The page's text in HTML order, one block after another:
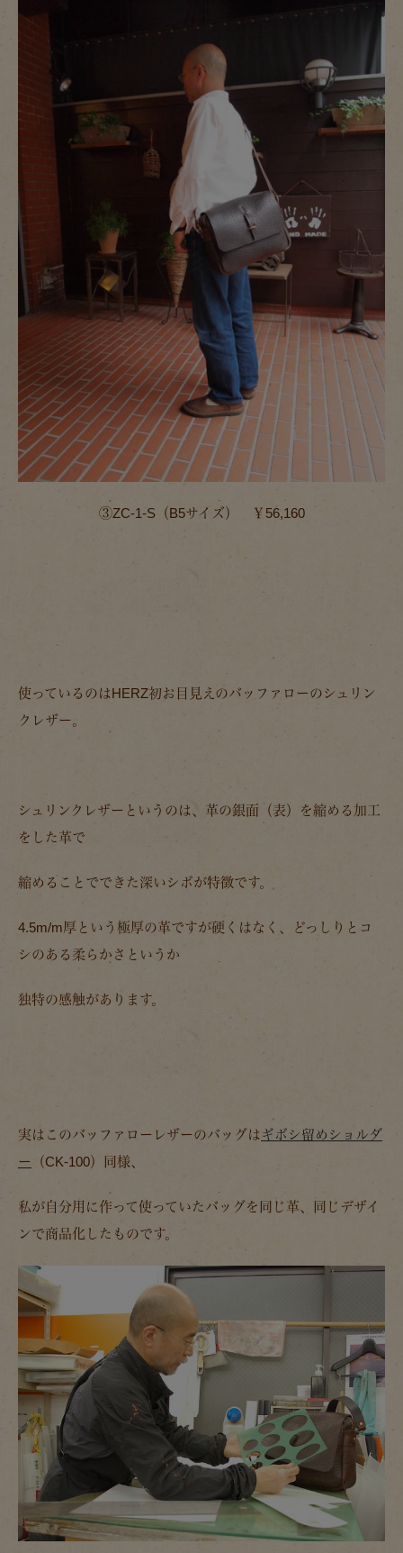
③ZC-1-S（B5サイズ） ￥56,160
使っているのはHERZ初お目見えのバッファローのシュリン
クレザー。
シュリンクレザーというのは、革の銀面（表）を縮める加工
をした革で
縮めることでできた深いシボが特徴です。
4.5m/m厚という極厚の革ですが硬くはなく、どっしりとコ
シのある柔らかさというか
独特の感触があります。
実はこのバッファローレザーのバッグは ギボシ留めショルダ
ー （CK-100）同様、
私が自分用に作って使っていたバッグを同じ革、同じデザイ
ンで商品化したものです。